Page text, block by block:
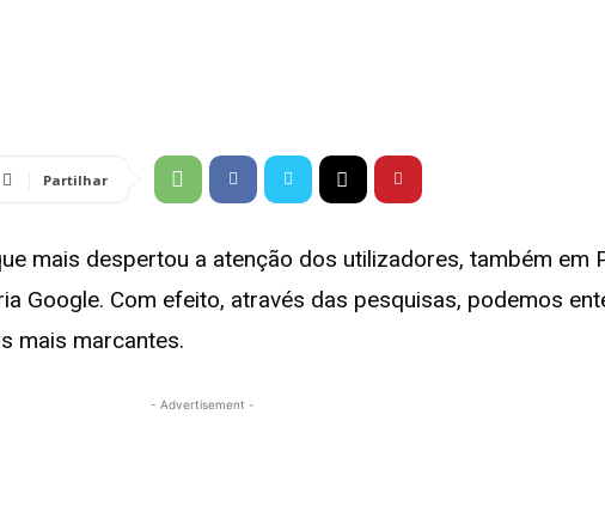
Partilhar
mais despertou a atenção dos utilizadores, também em
Google. Com efeito, através das pesquisas, podemos
mais marcantes.
- Advertisement -